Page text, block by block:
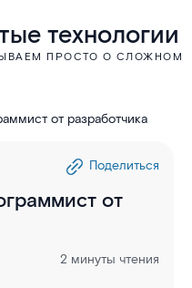
технологии
ПРОСТО О СЛОЖНОМ
от разработчика
Поделиться
от
2 минуты чтения